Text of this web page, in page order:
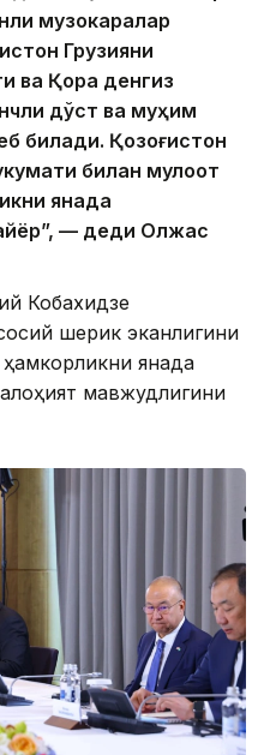
музокаралар
Грузияни
ва Қора денгиз
дўст ва муҳим
билади. Қозоғистон
билан мулоқот
янада
— деди Олжас
Кобахидзе
шерик эканлигини
янада
мавжудлигини